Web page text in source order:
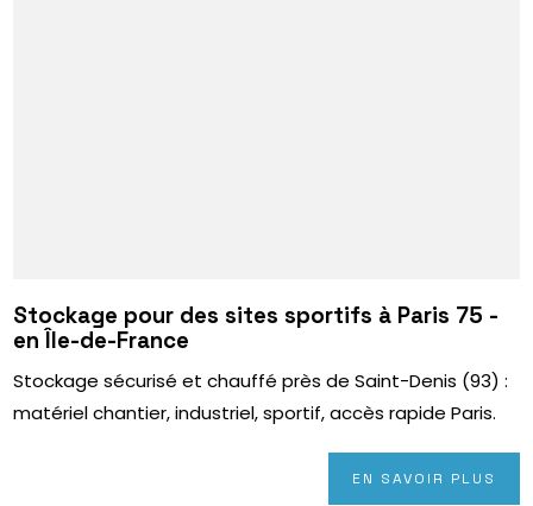
Stockage pour des sites sportifs à Paris 75 -
en Île-de-France
Stockage sécurisé et chauffé près de Saint-Denis (93) :
matériel chantier, industriel, sportif, accès rapide Paris.
EN SAVOIR PLUS